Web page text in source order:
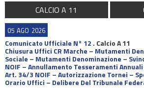
CALCIO A 11
05 AGO 2026
Comunicato Ufficiale N° 12 . Calcio A 11
Chiusura Uffici CR Marche – Mutamenti
Sociale – Mutamenti Denominazione –
NOIF – Annullamento Tesseramenti
Art. 34/3 NOIF – Autorizzazione Tornei –
Orario Uffici – Delibere Del Tribunale